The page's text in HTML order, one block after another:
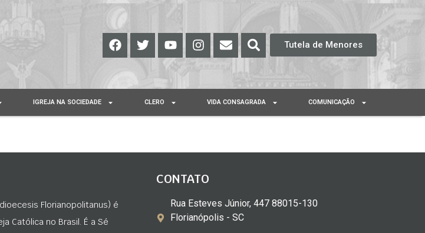
Tutela de Menores
IGREJA NA SOCIEDADE CLERO VIDA CONSAGRADA COMUNICAÇÃO
Florianopolitanus) é
Católica no Brasil. É a Sé
CONTATO
Rua Esteves Júnior, 447 88015-130
Florianópolis - SC